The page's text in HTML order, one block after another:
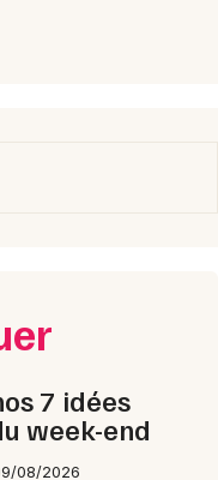
7 idées
week-end
08/2026